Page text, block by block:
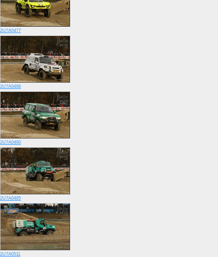
2U7A0477
2U7A0486
2U7A0490
2U7A0495
2U7A0511